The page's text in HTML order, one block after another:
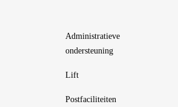
Administratieve
ondersteuning
Lift
Postfaciliteiten